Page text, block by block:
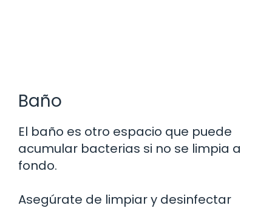
Baño
El baño es otro espacio que puede
acumular bacterias si no se limpia a
fondo.
Asegúrate de limpiar y desinfectar